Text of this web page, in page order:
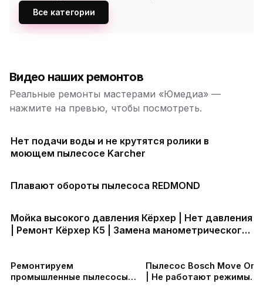
Все категории
Видео наших ремонтов
Реальные ремонты мастерами «Юмедиа» —
нажмите на превью, чтобы посмотреть.
Нет подачи воды и не крутятся ролики в
моющем пылесосе Karcher
Плавают обороты пылесоса REDMOND
Мойка высокого давления Кёрхер | Нет давления
| Ремонт Кёрхер К5 | Замена манометрического
Ремонтируем
промышленные пылесосы
Пылесос Bosch Move On
| Не работают режимы